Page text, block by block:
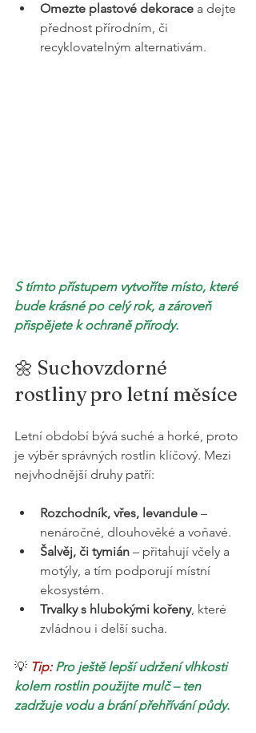
Omezte plastové dekorace a dejte
přednost přírodním, či
recyklovatelným alternativám.
S tímto přístupem vytvoříte místo, které
bude krásné po celý rok, a zároveň
přispějete k ochraně přírody.
🌼 Suchovzdorné
rostliny pro letní měsíce
Letní období bývá suché a horké, proto
je výběr správných rostlin klíčový. Mezi
nejvhodnější druhy patří:
Rozchodník, vřes, levandule –
nenáročné, dlouhověké a voňavé.
Šalvěj, či tymián – přitahují včely a
motýly, a tím podporují místní
ekosystém.
Trvalky s hlubokými kořeny, které
zvládnou i delší sucha.
💡 Tip: Pro ještě lepší udržení vlhkosti
kolem rostlin použijte mulč – ten
zadržuje vodu a brání přehřívání půdy.